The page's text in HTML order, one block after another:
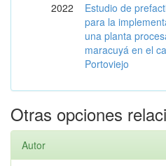
2022
Estudio de
para la
una planta
maracuyá en el
Portoviejo
Otras opciones
Autor